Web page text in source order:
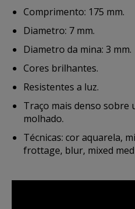
Comprimento: 175 mm.
Diametro: 7 mm.
Diametro da mina: 3 mm.
Cores brilhantes.
Resistentes a luz.
Traço mais denso sobre
molhado.
Técnicas: cor aquarela,
frottage, blur, mixed